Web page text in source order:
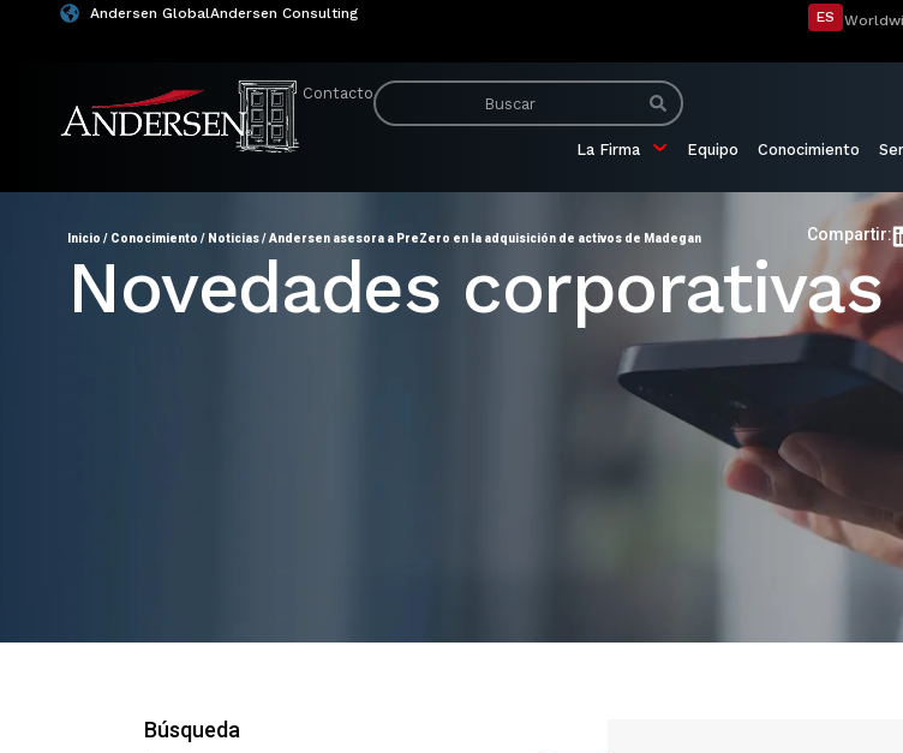
Andersen GlobalAndersen Consulting ES
Contacto
La Firma Equipo Conocimiento
Inicio / Conocimiento / Noticias/Andersen asesora a PreZero en la adquisición de activos de Madegan Compartir:
Novedades corporativas
Búsqueda